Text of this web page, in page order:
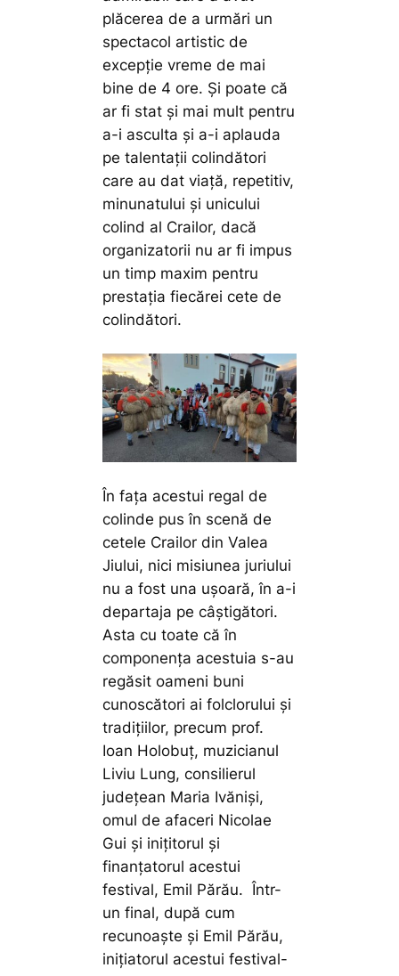
plăcerea de a urmări un
spectacol artistic de
excepție vreme de mai
bine de 4 ore. Și poate că
ar fi stat și mai mult pentru
a-i asculta și a-i aplauda
pe talentații colindători
care au dat viață, repetitiv,
minunatului și unicului
colind al Crailor, dacă
organizatorii nu ar fi impus
un timp maxim pentru
prestația fiecărei cete de
colindători.
În fața acestui regal de
colinde pus în scenă de
cetele Crailor din Valea
Jiului, nici misiunea juriului
nu a fost una ușoară, în a-i
departaja pe câștigători.
Asta cu toate că în
componența acestuia s-au
regăsit oameni buni
cunoscători ai folclorului și
tradițiilor, precum prof.
Ioan Holobuț, muzicianul
Liviu Lung, consilierul
județean Maria Ivăniși,
omul de afaceri Nicolae
Gui și inițitorul și
finanțatorul acestui
festival, Emil Părău. Într-
un final, după cum
recunoaște și Emil Părău,
inițiatorul acestui festival-